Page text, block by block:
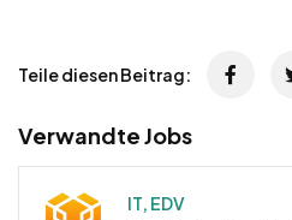
Teile diesen Beitrag:
Verwandte Jobs
IT, EDV